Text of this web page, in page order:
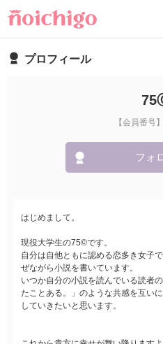
プロフィール
【会員番号
フォ
はじめまして。
現役大学生の75©です。
自分は自他ともに認める恋多き女子
ぜながら小説を書いています。
いつか自分の小説を読んでいる読者
たことある。」のような共感を互い
していきたいと思います。